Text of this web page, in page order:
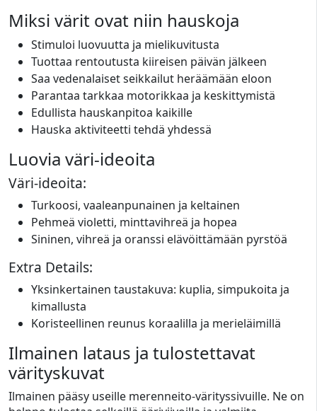
Miksi värit ovat niin hauskoja
Stimuloi luovuutta ja mielikuvitusta
Tuottaa rentoutusta kiireisen päivän jälkeen
Saa vedenalaiset seikkailut heräämään eloon
Parantaa tarkkaa motorikkaa ja keskittymistä
Edullista hauskanpitoa kaikille
Hauska aktiviteetti tehdä yhdessä
Luovia väri-ideoita
Väri-ideoita:
Turkoosi, vaaleanpunainen ja keltainen
Pehmeä violetti, minttavihreä ja hopea
Sininen, vihreä ja oranssi elävöittämään pyrstöä
Extra Details:
Yksinkertainen taustakuva: kuplia, simpukoita ja
kimallusta
Koristeellinen reunus koraalilla ja merieläimillä
Ilmainen lataus ja tulostettavat
värityskuvat
Ilmainen pääsy useille merenneito-värityssivuille. Ne on